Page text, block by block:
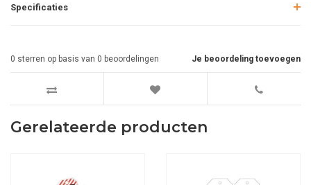
Specificaties
Je beoordeling toevoegen
0 sterren op basis van 0 beoordelingen
Gerelateerde producten